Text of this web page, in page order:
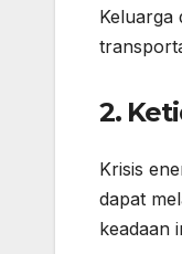
Keluarga
2.
Krisis
dapat
keadaan